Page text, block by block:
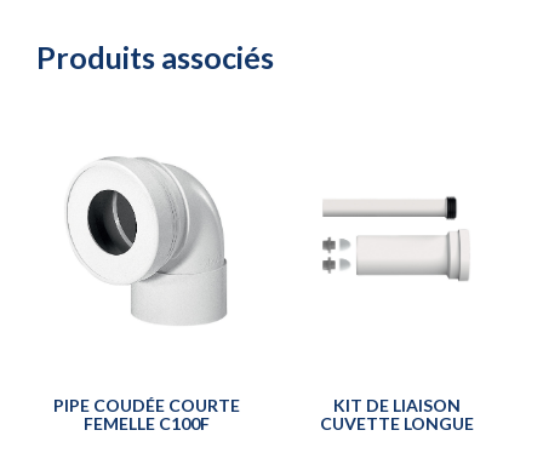
Produits associés
PIPE COUDÉE COURTE
FEMELLE C100F
KIT DE LIAISON
CUVETTE LONGUE